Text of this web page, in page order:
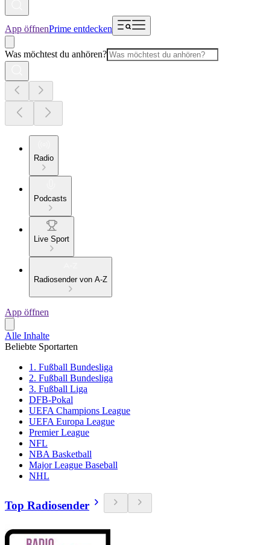
App öffnenPrime entdecken
Was möchtest du anhören?
Radio
Podcasts
Live Sport
Radiosender von A-Z
App öffnen
Alle Inhalte
Beliebte Sportarten
1. Fußball Bundesliga
2. Fußball Bundesliga
3. Fußball Liga
DFB-Pokal
UEFA Champions League
UEFA Europa League
Premier League
NFL
NBA Basketball
Major League Baseball
NHL
Top Radiosender